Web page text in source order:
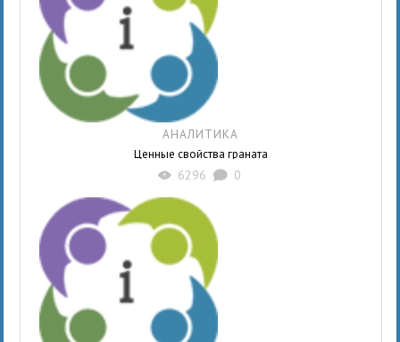
АНАЛИТИКА
Ценные свойства граната
X 6296 K 0